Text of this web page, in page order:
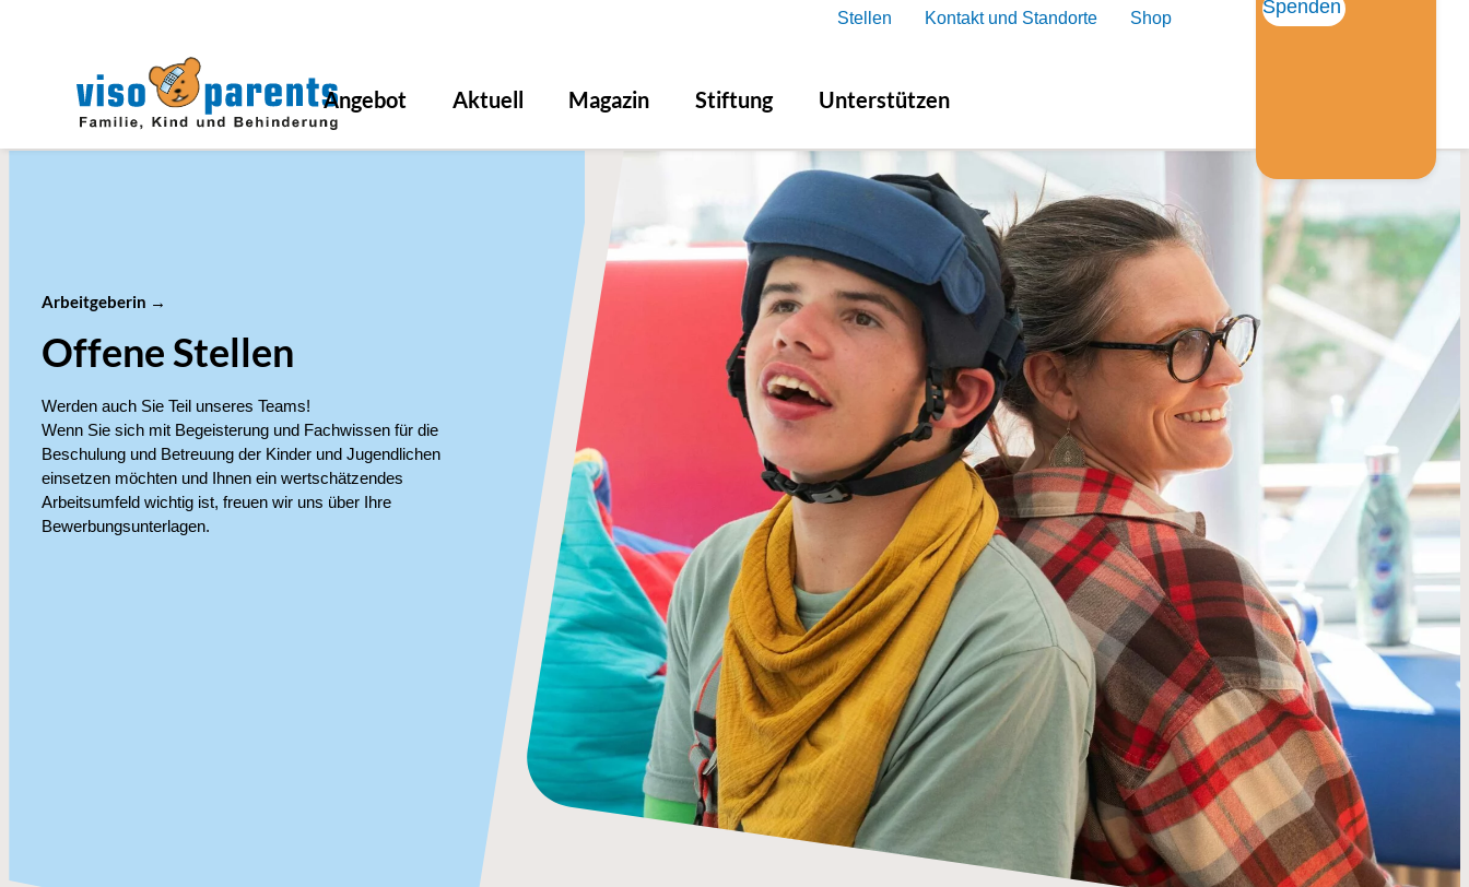
Stellen Kontakt und Standorte Shop
Angebot Aktuell Magazin Stiftung Unterstützen
Spenden
Arbeitgeberin →
Offene Stellen
Werden auch Sie Teil unseres Teams!
Wenn Sie sich mit Begeisterung und Fachwissen für die
Beschulung und Betreuung der Kinder und Jugendlichen
einsetzen möchten und Ihnen ein wertschätzendes
Arbeitsumfeld wichtig ist, freuen wir uns über Ihre
Bewerbungsunterlagen.